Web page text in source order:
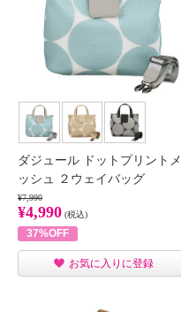
ダジュール ドットプリントメ
ッシュ ２ウェイバッグ
¥7,990
¥4,990 (税込)
37%OFF
お気に入りに登録